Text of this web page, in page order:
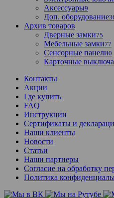
Аксессуары9
Доп. оборудование
Архив товаров
Дверные замки75
Мебельные замки77
Сенсорные панели0
Карточные
Контакты
Акции
Где купить
FAQ
Инструкции
Сертификаты и
Наши клиенты
Новости
Статьи
Наши партнеры
Согласие на обработку
Политика